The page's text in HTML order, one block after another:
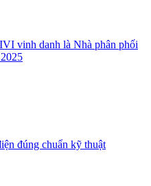
vinh danh là Nhà phân phối
đúng chuẩn kỹ thuật